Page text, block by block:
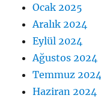
Ocak 2025
Aralık 2024
Eylül 2024
Ağustos 2024
Temmuz 2024
Haziran 2024